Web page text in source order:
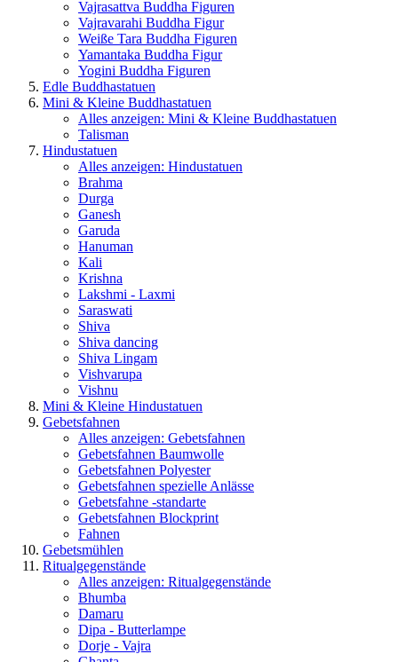
Vajrasattva Buddha Figuren
Vajravarahi Buddha Figur
Weiße Tara Buddha Figuren
Yamantaka Buddha Figur
Yogini Buddha Figuren
Edle Buddhastatuen
Mini & Kleine Buddhastatuen
Alles anzeigen: Mini & Kleine Buddhastatuen
Talisman
Hindustatuen
Alles anzeigen: Hindustatuen
Brahma
Durga
Ganesh
Garuda
Hanuman
Kali
Krishna
Lakshmi - Laxmi
Saraswati
Shiva
Shiva dancing
Shiva Lingam
Vishvarupa
Vishnu
Mini & Kleine Hindustatuen
Gebetsfahnen
Alles anzeigen: Gebetsfahnen
Gebetsfahnen Baumwolle
Gebetsfahnen Polyester
Gebetsfahnen spezielle Anlässe
Gebetsfahne -standarte
Gebetsfahnen Blockprint
Fahnen
Gebetsmühlen
Ritualgegenstände
Alles anzeigen: Ritualgegenstände
Bhumba
Damaru
Dipa - Butterlampe
Dorje - Vajra